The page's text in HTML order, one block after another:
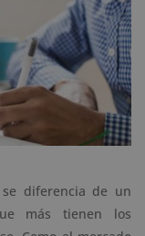
diferencia de un
más tienen los